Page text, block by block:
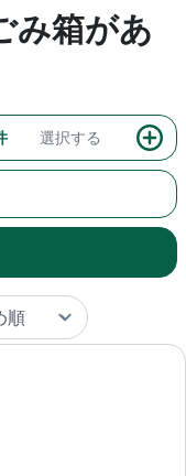
み箱があ
選択する